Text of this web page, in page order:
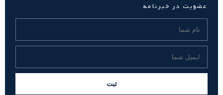
عضویت در خبرنامه
ثبت